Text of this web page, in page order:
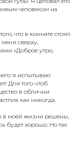
человеком на
что в комнате стоял
сверху,
«Доброе утро,
я испытываю
Для того чтоб
в обличии
как никогда.
в моей жизни решены,
будет хорошо. Но так